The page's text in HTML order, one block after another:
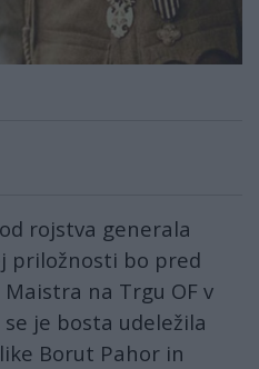
rojstva generala
priložnosti bo pred
na Trgu OF v
je bosta udeležila
Borut Pahor in